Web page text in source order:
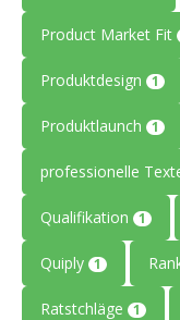
Product Market Fit
Produktdesign 1
Produktlaunch 1
professionelle
Qualifikation 1
Quiply 1
Ratstchläge 1